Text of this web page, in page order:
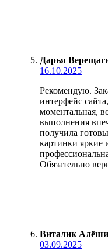
Дарья
16.10.2025
Рекомендую.
интерфейс
моментальная,
выполнения
получила
картинки
Обязательно
Виталик
03.09.2025